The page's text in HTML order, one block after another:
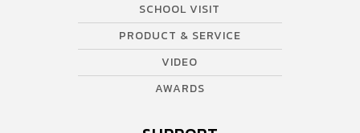
SCHOOL VISIT
PRODUCT & SERVICE
VIDEO
AWARDS